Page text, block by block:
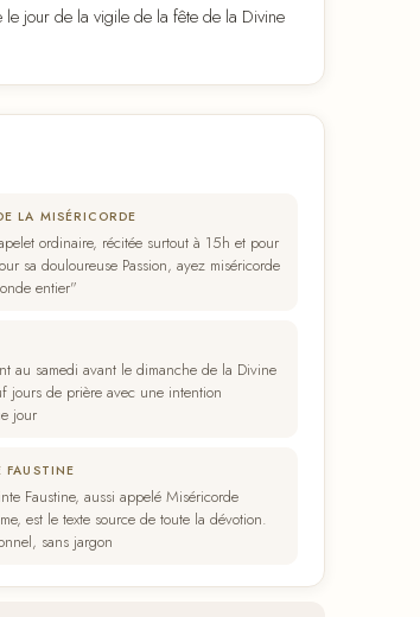
jour de la vigile de la fête de la Divine
LA MISÉRICORDE
ordinaire, récitée surtout à 15h et pour
sa douloureuse Passion, ayez miséricorde
entier"
au samedi avant le dimanche de la Divine
jours de prière avec une intention
jour
FAUSTINE
Faustine, aussi appelé Miséricorde
est le texte source de toute la dévotion.
sans jargon